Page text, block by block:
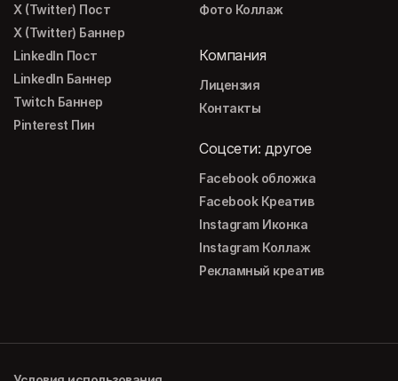
X (Twitter) Пост
X (Twitter) Баннер
LinkedIn Пост
LinkedIn Баннер
Twitch Баннер
Pinterest Пин
Фото Коллаж
Компания
Лицензия
Контакты
Соцсети: другое
Facebook обложка
Facebook Креатив
Instagram Иконка
Instagram Коллаж
Рекламный креатив